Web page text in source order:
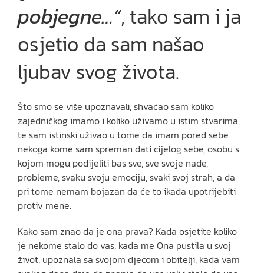
pobjegne…“, tako sam i ja
osjetio da sam našao
ljubav svog života.
Što smo se više upoznavali, shvaćao sam koliko
zajedničkog imamo i koliko uživamo u istim stvarima,
te sam istinski uživao u tome da imam pored sebe
nekoga kome sam spreman dati cijelog sebe, osobu s
kojom mogu podijeliti bas sve, sve svoje nade,
probleme, svaku svoju emociju, svaki svoj strah, a da
pri tome nemam bojazan da će to ikada upotrijebiti
protiv mene.
Kako sam znao da je ona prava? Kada osjetite koliko
je nekome stalo do vas, kada me Ona pustila u svoj
život, upoznala sa svojom djecom i obitelji, kada vam